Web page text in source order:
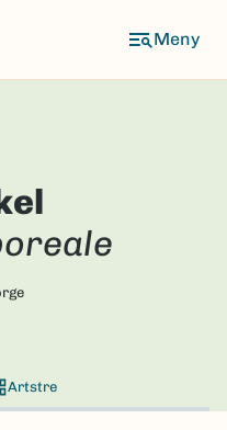
Artstre